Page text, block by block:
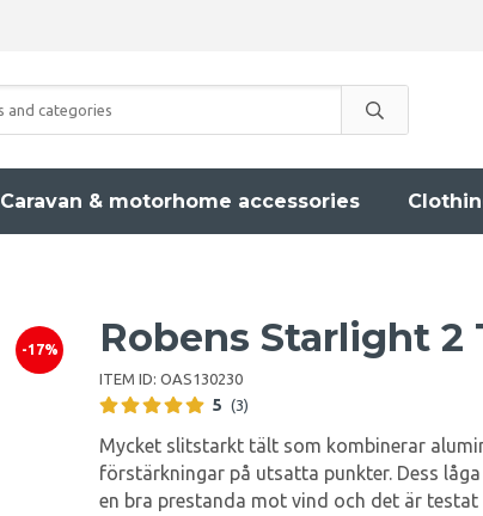
Caravan & motorhome accessories
-17% Robens Starlight 2
ITEM ID: OAS130230
5 (3)
Mycket slitstarkt tält som kombinerar
förstärkningar på utsatta punkter. Dess
en bra prestanda mot vind och det är